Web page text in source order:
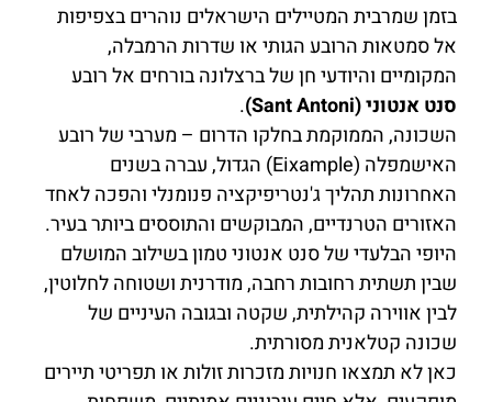
בזמן שמרבית המטיילים הישראלים נוהרים בצפיפות
אל סמטאות הרובע הגותי או שדרות הרמבלה,
המקומיים והיודעי חן של ברצלונה בורחים אל רובע
סנט אנטוני (Sant Antoni)
.
השכונה, הממוקמת בחלקו הדרום – מערבי של רובע
האישמפלה (Eixample) הגדול, עברה בשנים
האחרונות תהליך ג'נטריפיקציה פנומנלי והפכה לאחד
האזורים הטרנדיים, המבוקשים והתוססים ביותר בעיר.
היופי הבלעדי של סנט אנטוני טמון בשילוב המושלם
שבין תשתית רחובות רחבה, מודרנית ושטוחה לחלוטין,
לבין אווירה קהילתית, שקטה ובגובה העיניים של
שכונה קטלאנית מסורתית.
כאן לא תמצאו חנויות מזכרות זולות או תפריטי תיירים